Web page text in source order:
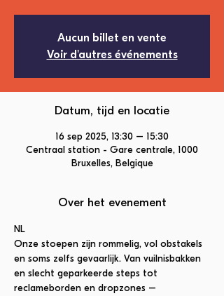
Aucun billet en vente
Voir d'autres événements
Datum, tijd en locatie
16 sep 2025, 13:30 – 15:30
Centraal station - Gare centrale, 1000
Bruxelles, Belgique
Over het evenement
NL
Onze stoepen zijn rommelig, vol obstakels
en soms zelfs gevaarlijk. Van vuilnisbakken
en slecht geparkeerde steps tot
reclameborden en dropzones –